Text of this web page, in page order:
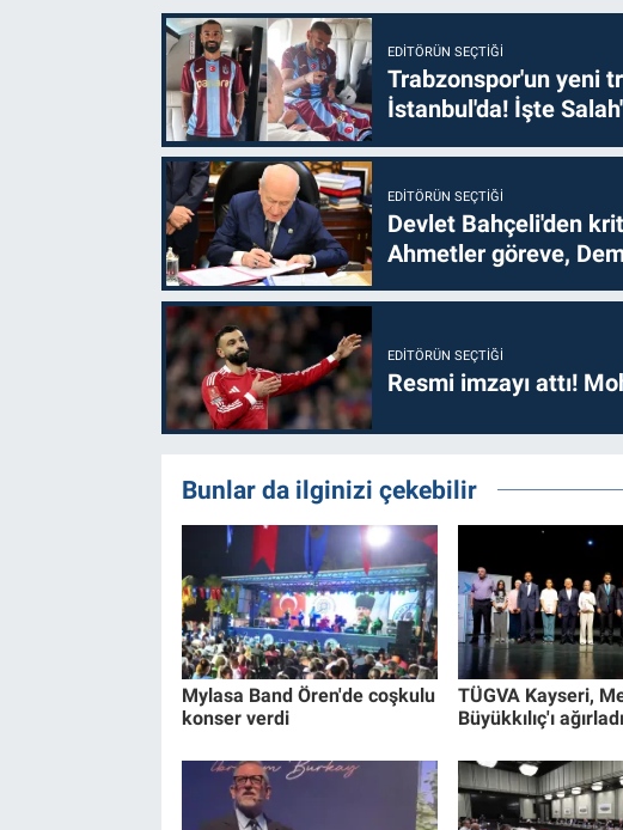
EDITÖRÜN SEÇTIĞI
Trabzonspor'un yeni
İstanbul'da! İşte
EDITÖRÜN SEÇTIĞI
Devlet Bahçeli'den
Ahmetler göreve,
EDITÖRÜN SEÇTIĞI
Resmi imzayı attı!
Bunlar da ilginizi çekebilir
Mylasa Band Ören'de coşkulu
konser verdi
TÜGVA Kayseri,
Büyükkılıç'ı ağırladı